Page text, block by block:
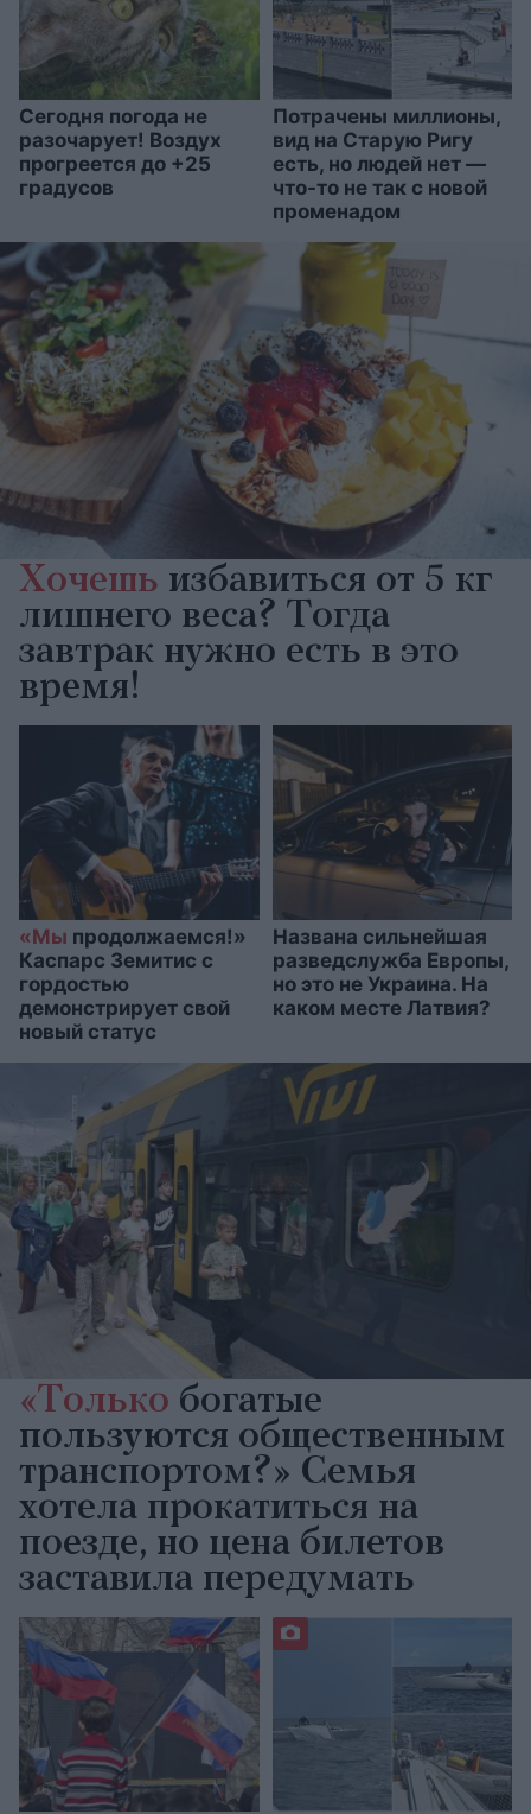
Сегодня погода не
разочарует! Воздух
прогреется до +25
градусов
Потрачены миллионы,
вид на Старую Ригу
есть, но людей нет —
что-то не так с новой
променадом
Хочешь избавиться от 5 кг
лишнего веса? Тогда
завтрак нужно есть в это
время!
«Мы продолжаемся!»
Каспарс Земитис с
гордостью
демонстрирует свой
новый статус
Названа сильнейшая
разведслужба Европы,
но это не Украина. На
каком месте Латвия?
«Только богатые
пользуются общественным
транспортом?» Семья
хотела прокатиться на
поезде, но цена билетов
заставила передумать